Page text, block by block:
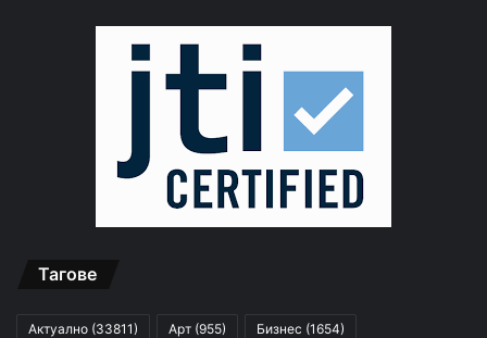
Тагове
Актуално (33811) Арт (955) Бизнес (1654)